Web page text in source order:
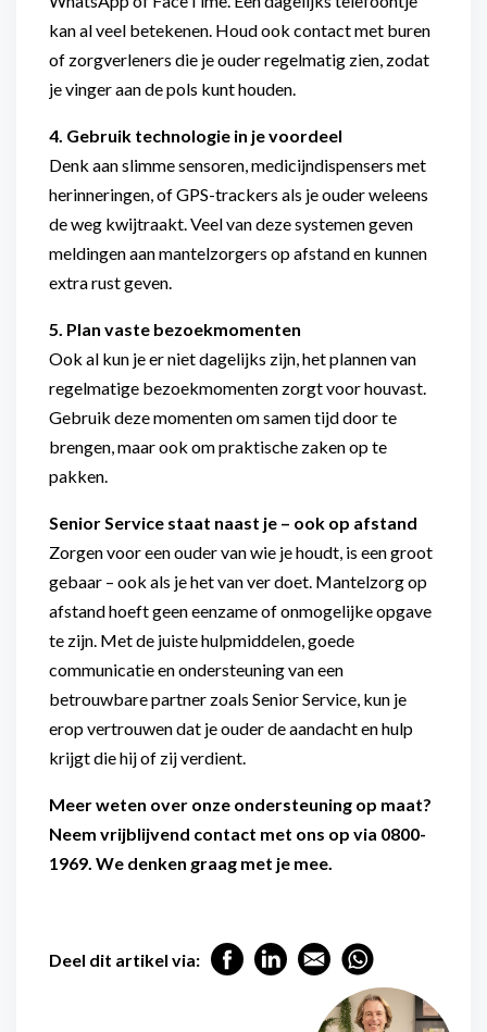
kan al veel betekenen. Houd ook contact met buren
of zorgverleners die je ouder regelmatig zien, zodat
je vinger aan de pols kunt houden.
4. Gebruik technologie in je voordeel
Denk aan slimme sensoren, medicijndispensers met
herinneringen, of GPS-trackers als je ouder weleens
de weg kwijtraakt. Veel van deze systemen geven
meldingen aan mantelzorgers op afstand en kunnen
extra rust geven.
5. Plan vaste bezoekmomenten
Ook al kun je er niet dagelijks zijn, het plannen van
regelmatige bezoekmomenten zorgt voor houvast.
Gebruik deze momenten om samen tijd door te
brengen, maar ook om praktische zaken op te
pakken.
Senior Service staat naast je – ook op afstand
Zorgen voor een ouder van wie je houdt, is een groot
gebaar – ook als je het van ver doet. Mantelzorg op
afstand hoeft geen eenzame of onmogelijke opgave
te zijn. Met de juiste hulpmiddelen, goede
communicatie en ondersteuning van een
betrouwbare partner zoals Senior Service, kun je
erop vertrouwen dat je ouder de aandacht en hulp
krijgt die hij of zij verdient.
Meer weten over onze ondersteuning op maat?
Neem vrijblijvend contact met ons op via 0800-
1969. We denken graag met je mee.
Deel dit artikel via: